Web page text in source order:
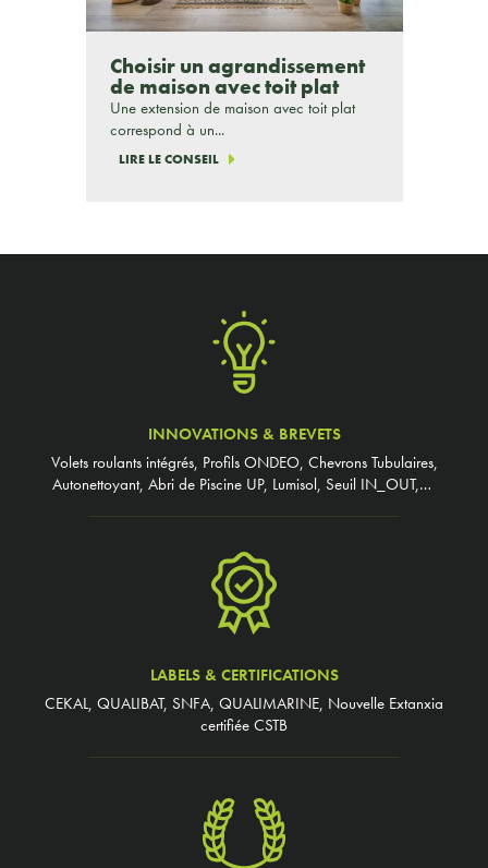
Choisir un agrandissement
de maison avec toit plat
Une extension de maison avec toit plat
correspond à un...
LIRE LE CONSEIL
INNOVATIONS & BREVETS
Volets roulants intégrés, Profils ONDEO, Chevrons Tubulaires,
Autonettoyant, Abri de Piscine UP, Lumisol, Seuil IN_OUT,…
LABELS & CERTIFICATIONS
CEKAL, QUALIBAT, SNFA, QUALIMARINE, Nouvelle Extanxia
certifiée CSTB